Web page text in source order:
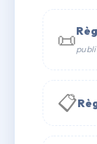
📞
✉ Email
📜
📋